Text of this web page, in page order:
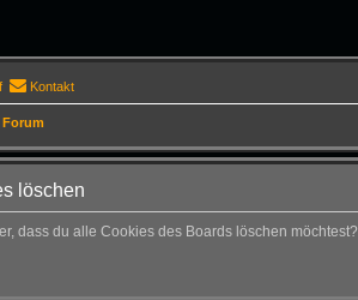
Kontakt
Forum
löschen
dass du alle Cookies des Boards löschen möchtest?